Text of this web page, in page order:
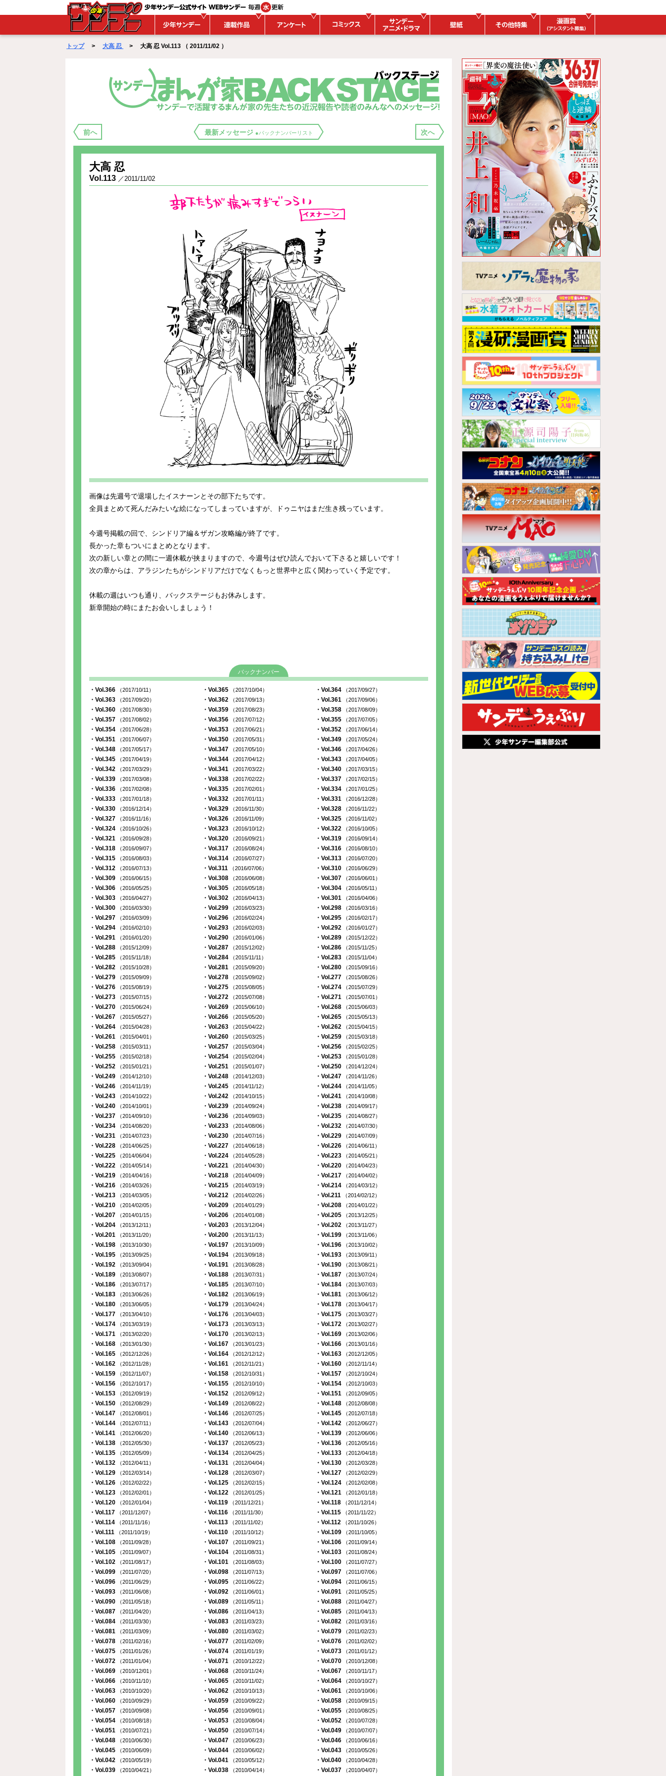
WEBサンデー
トップ> 大高 忍 > 大高 忍 Vol.113 （ 2011/11/02 ）
前へ 最新メッセージ ●バックナンバーリスト 次へ
大高 忍
Vol.113 ／2011/11/02
画像は先週号で退場したイスナーンとその部下たちです。
全員まとめて死んだみたいな絵になってしまっていますが、ドゥニヤはまだ生き残っています。
今週号掲載の回で、シンドリア編＆ザガン攻略編が終了です。
長かった章もついにまとめとなります。
次の新しい章との間に一週休載が挟まりますので、今週号はぜひ読んでおいて下さると嬉しいです！
次の章からは、アラジンたちがシンドリアだけでなくもっと世界中と広く関わっていく予定です。
休載の週はいつも通り、バックステージもお休みします。
新章開始の時にまたお会いしましょう！
バックナンバー
・Vol.366 （2017/10/11） ・Vol.365 （2017/10/04） ・Vol.364 （2017/09/27）
・Vol.363 （2017/09/20） ・Vol.362 （2017/09/13） ・Vol.361 （2017/09/06）
・Vol.360 （2017/08/30） ・Vol.359 （2017/08/23） ・Vol.358 （2017/08/09）
・Vol.357 （2017/08/02） ・Vol.356 （2017/07/12） ・Vol.355 （2017/07/05）
・Vol.354 （2017/06/28） ・Vol.353 （2017/06/21） ・Vol.352 （2017/06/14）
・Vol.351 （2017/06/07） ・Vol.350 （2017/05/31） ・Vol.349 （2017/05/24）
・Vol.348 （2017/05/17） ・Vol.347 （2017/05/10） ・Vol.346 （2017/04/26）
・Vol.345 （2017/04/19） ・Vol.344 （2017/04/12） ・Vol.343 （2017/04/05）
・Vol.342 （2017/03/29） ・Vol.341 （2017/03/22） ・Vol.340 （2017/03/15）
・Vol.339 （2017/03/08） ・Vol.338 （2017/02/22） ・Vol.337 （2017/02/15）
・Vol.336 （2017/02/08） ・Vol.335 （2017/02/01） ・Vol.334 （2017/01/25）
・Vol.333 （2017/01/18） ・Vol.332 （2017/01/11） ・Vol.331 （2016/12/28）
・Vol.330 （2016/12/14） ・Vol.329 （2016/11/30） ・Vol.328 （2016/11/22）
・Vol.327 （2016/11/16） ・Vol.326 （2016/11/09） ・Vol.325 （2016/11/02）
・Vol.324 （2016/10/26） ・Vol.323 （2016/10/12） ・Vol.322 （2016/10/05）
・Vol.321 （2016/09/28） ・Vol.320 （2016/09/21） ・Vol.319 （2016/09/14）
・Vol.318 （2016/09/07） ・Vol.317 （2016/08/24） ・Vol.316 （2016/08/10）
・Vol.315 （2016/08/03） ・Vol.314 （2016/07/27） ・Vol.313 （2016/07/20）
・Vol.312 （2016/07/13） ・Vol.311 （2016/07/06） ・Vol.310 （2016/06/29）
・Vol.309 （2016/06/15） ・Vol.308 （2016/06/08） ・Vol.307 （2016/06/01）
・Vol.306 （2016/05/25） ・Vol.305 （2016/05/18） ・Vol.304 （2016/05/11）
・Vol.303 （2016/04/27） ・Vol.302 （2016/04/13） ・Vol.301 （2016/04/06）
・Vol.300 （2016/03/30） ・Vol.299 （2016/03/23） ・Vol.298 （2016/03/16）
・Vol.297 （2016/03/09） ・Vol.296 （2016/02/24） ・Vol.295 （2016/02/17）
・Vol.294 （2016/02/10） ・Vol.293 （2016/02/03） ・Vol.292 （2016/01/27）
・Vol.291 （2016/01/20） ・Vol.290 （2016/01/06） ・Vol.289 （2015/12/22）
・Vol.288 （2015/12/09） ・Vol.287 （2015/12/02） ・Vol.286 （2015/11/25）
・Vol.285 （2015/11/18） ・Vol.284 （2015/11/11） ・Vol.283 （2015/11/04）
・Vol.282 （2015/10/28） ・Vol.281 （2015/09/20） ・Vol.280 （2015/09/16）
・Vol.279 （2015/09/09） ・Vol.278 （2015/09/02） ・Vol.277 （2015/08/26）
・Vol.276 （2015/08/19） ・Vol.275 （2015/08/05） ・Vol.274 （2015/07/29）
・Vol.273 （2015/07/15） ・Vol.272 （2015/07/08） ・Vol.271 （2015/07/01）
・Vol.270 （2015/06/24） ・Vol.269 （2015/06/10） ・Vol.268 （2015/06/03）
・Vol.267 （2015/05/27） ・Vol.266 （2015/05/20） ・Vol.265 （2015/05/13）
・Vol.264 （2015/04/28） ・Vol.263 （2015/04/22） ・Vol.262 （2015/04/15）
・Vol.261 （2015/04/01） ・Vol.260 （2015/03/25） ・Vol.259 （2015/03/18）
・Vol.258 （2015/03/11） ・Vol.257 （2015/03/04） ・Vol.256 （2015/02/25）
・Vol.255 （2015/02/18） ・Vol.254 （2015/02/04） ・Vol.253 （2015/01/28）
・Vol.252 （2015/01/21） ・Vol.251 （2015/01/07） ・Vol.250 （2014/12/24）
・Vol.249 （2014/12/10） ・Vol.248 （2014/12/03） ・Vol.247 （2014/11/26）
・Vol.246 （2014/11/19） ・Vol.245 （2014/11/12） ・Vol.244 （2014/11/05）
・Vol.243 （2014/10/22） ・Vol.242 （2014/10/15） ・Vol.241 （2014/10/08）
・Vol.240 （2014/10/01） ・Vol.239 （2014/09/24） ・Vol.238 （2014/09/17）
・Vol.237 （2014/09/10） ・Vol.236 （2014/09/03） ・Vol.235 （2014/08/27）
・Vol.234 （2014/08/20） ・Vol.233 （2014/08/06） ・Vol.232 （2014/07/30）
・Vol.231 （2014/07/23） ・Vol.230 （2014/07/16） ・Vol.229 （2014/07/09）
・Vol.228 （2014/06/25） ・Vol.227 （2014/06/18） ・Vol.226 （2014/06/11）
・Vol.225 （2014/06/04） ・Vol.224 （2014/05/28） ・Vol.223 （2014/05/21）
・Vol.222 （2014/05/14） ・Vol.221 （2014/04/30） ・Vol.220 （2014/04/23）
・Vol.219 （2014/04/16） ・Vol.218 （2014/04/09） ・Vol.217 （2014/04/02）
・Vol.216 （2014/03/26） ・Vol.215 （2014/03/19） ・Vol.214 （2014/03/12）
・Vol.213 （2014/03/05） ・Vol.212 （2014/02/26） ・Vol.211 （2014/02/12）
・Vol.210 （2014/02/05） ・Vol.209 （2014/01/29） ・Vol.208 （2014/01/22）
・Vol.207 （2014/01/15） ・Vol.206 （2014/01/08） ・Vol.205 （2013/12/25）
・Vol.204 （2013/12/11） ・Vol.203 （2013/12/04） ・Vol.202 （2013/11/27）
・Vol.201 （2013/11/20） ・Vol.200 （2013/11/13） ・Vol.199 （2013/11/06）
・Vol.198 （2013/10/30） ・Vol.197 （2013/10/09） ・Vol.196 （2013/10/02）
・Vol.195 （2013/09/25） ・Vol.194 （2013/09/18） ・Vol.193 （2013/09/11）
・Vol.192 （2013/09/04） ・Vol.191 （2013/08/28） ・Vol.190 （2013/08/21）
・Vol.189 （2013/08/07） ・Vol.188 （2013/07/31） ・Vol.187 （2013/07/24）
・Vol.186 （2013/07/17） ・Vol.185 （2013/07/10） ・Vol.184 （2013/07/03）
・Vol.183 （2013/06/26） ・Vol.182 （2013/06/19） ・Vol.181 （2013/06/12）
・Vol.180 （2013/06/05） ・Vol.179 （2013/04/24） ・Vol.178 （2013/04/17）
・Vol.177 （2013/04/10） ・Vol.176 （2013/04/03） ・Vol.175 （2013/03/27）
・Vol.174 （2013/03/19） ・Vol.173 （2013/03/13） ・Vol.172 （2013/02/27）
・Vol.171 （2013/02/20） ・Vol.170 （2013/02/13） ・Vol.169 （2013/02/06）
・Vol.168 （2013/01/30） ・Vol.167 （2013/01/23） ・Vol.166 （2013/01/16）
・Vol.165 （2012/12/26） ・Vol.164 （2012/12/12） ・Vol.163 （2012/12/05）
・Vol.162 （2012/11/28） ・Vol.161 （2012/11/21） ・Vol.160 （2012/11/14）
・Vol.159 （2012/11/07） ・Vol.158 （2012/10/31） ・Vol.157 （2012/10/24）
・Vol.156 （2012/10/17） ・Vol.155 （2012/10/10） ・Vol.154 （2012/10/03）
・Vol.153 （2012/09/19） ・Vol.152 （2012/09/12） ・Vol.151 （2012/09/05）
・Vol.150 （2012/08/29） ・Vol.149 （2012/08/22） ・Vol.148 （2012/08/08）
・Vol.147 （2012/08/01） ・Vol.146 （2012/07/25） ・Vol.145 （2012/07/18）
・Vol.144 （2012/07/11） ・Vol.143 （2012/07/04） ・Vol.142 （2012/06/27）
・Vol.141 （2012/06/20） ・Vol.140 （2012/06/13） ・Vol.139 （2012/06/06）
・Vol.138 （2012/05/30） ・Vol.137 （2012/05/23） ・Vol.136 （2012/05/16）
・Vol.135 （2012/05/09） ・Vol.134 （2012/04/25） ・Vol.133 （2012/04/18）
・Vol.132 （2012/04/11） ・Vol.131 （2012/04/04） ・Vol.130 （2012/03/28）
・Vol.129 （2012/03/14） ・Vol.128 （2012/03/07） ・Vol.127 （2012/02/29）
・Vol.126 （2012/02/22） ・Vol.125 （2012/02/15） ・Vol.124 （2012/02/08）
・Vol.123 （2012/02/01） ・Vol.122 （2012/01/25） ・Vol.121 （2012/01/18）
・Vol.120 （2012/01/04） ・Vol.119 （2011/12/21） ・Vol.118 （2011/12/14）
・Vol.117 （2011/12/07） ・Vol.116 （2011/11/30） ・Vol.115 （2011/11/22）
・Vol.114 （2011/11/16） ・Vol.113 （2011/11/02） ・Vol.112 （2011/10/26）
・Vol.111 （2011/10/19） ・Vol.110 （2011/10/12） ・Vol.109 （2011/10/05）
・Vol.108 （2011/09/28） ・Vol.107 （2011/09/21） ・Vol.106 （2011/09/14）
・Vol.105 （2011/09/07） ・Vol.104 （2011/08/31） ・Vol.103 （2011/08/24）
・Vol.102 （2011/08/17） ・Vol.101 （2011/08/03） ・Vol.100 （2011/07/27）
・Vol.099 （2011/07/20） ・Vol.098 （2011/07/13） ・Vol.097 （2011/07/06）
・Vol.096 （2011/06/29） ・Vol.095 （2011/06/22） ・Vol.094 （2011/06/15）
・Vol.093 （2011/06/08） ・Vol.092 （2011/06/01） ・Vol.091 （2011/05/25）
・Vol.090 （2011/05/18） ・Vol.089 （2011/05/11） ・Vol.088 （2011/04/27）
・Vol.087 （2011/04/20） ・Vol.086 （2011/04/13） ・Vol.085 （2011/04/13）
・Vol.084 （2011/03/30） ・Vol.083 （2011/03/23） ・Vol.082 （2011/03/16）
・Vol.081 （2011/03/09） ・Vol.080 （2011/03/02） ・Vol.079 （2011/02/23）
・Vol.078 （2011/02/16） ・Vol.077 （2011/02/09） ・Vol.076 （2011/02/02）
・Vol.075 （2011/01/26） ・Vol.074 （2011/01/19） ・Vol.073 （2011/01/12）
・Vol.072 （2011/01/04） ・Vol.071 （2010/12/22） ・Vol.070 （2010/12/08）
・Vol.069 （2010/12/01） ・Vol.068 （2010/11/24） ・Vol.067 （2010/11/17）
・Vol.066 （2010/11/10） ・Vol.065 （2010/11/02） ・Vol.064 （2010/10/27）
・Vol.063 （2010/10/20） ・Vol.062 （2010/10/13） ・Vol.061 （2010/10/06）
・Vol.060 （2010/09/29） ・Vol.059 （2010/09/22） ・Vol.058 （2010/09/15）
・Vol.057 （2010/09/08） ・Vol.056 （2010/09/01） ・Vol.055 （2010/08/25）
・Vol.054 （2010/08/18） ・Vol.053 （2010/08/04） ・Vol.052 （2010/07/28）
・Vol.051 （2010/07/21） ・Vol.050 （2010/07/14） ・Vol.049 （2010/07/07）
・Vol.048 （2010/06/30） ・Vol.047 （2010/06/23） ・Vol.046 （2010/06/16）
・Vol.045 （2010/06/09） ・Vol.044 （2010/06/02） ・Vol.043 （2010/05/26）
・Vol.042 （2010/05/19） ・Vol.041 （2010/05/12） ・Vol.040 （2010/04/28）
・Vol.039 （2010/04/21） ・Vol.038 （2010/04/14） ・Vol.037 （2010/04/07）